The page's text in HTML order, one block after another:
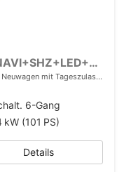
Business MAN6+KAMERA+NAVI+SHZ+LED+PDC+TEMPOMAT
Neuwagen mit Tageszulassung
6-Gang
kW (101 PS)
Details